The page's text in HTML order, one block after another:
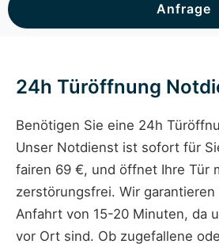
Anfrage
24h Türöffnung
Benötigen Sie eine 24h
Unser Notdienst ist sofort für
fairen 69 €, und öffnet Ihre Tür
zerstörungsfrei. Wir
Anfahrt von 15-20 Minuten, da
vor Ort sind. Ob zugefallene